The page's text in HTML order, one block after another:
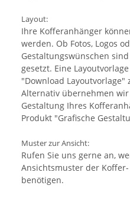
Layout:
Ihre Kofferanhänger
werden. Ob Fotos, Logos
Gestaltungswünschen
gesetzt. Eine
"Download Layoutvorlage"
Alternativ übernehmen
Gestaltung Ihres
Produkt "Grafische
Muster zur Ansicht:
Rufen Sie uns gerne an,
Ansichtsmuster der
benötigen.